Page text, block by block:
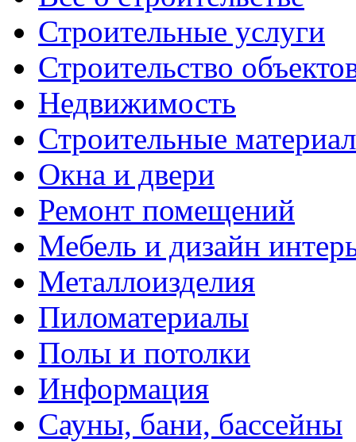
Строительные услуги
Строительство
Недвижимость
Строительные
Окна и двери
Ремонт помещений
Мебель и дизайн
Металлоизделия
Пиломатериалы
Полы и потолки
Информация
Сауны, бани, бассейны